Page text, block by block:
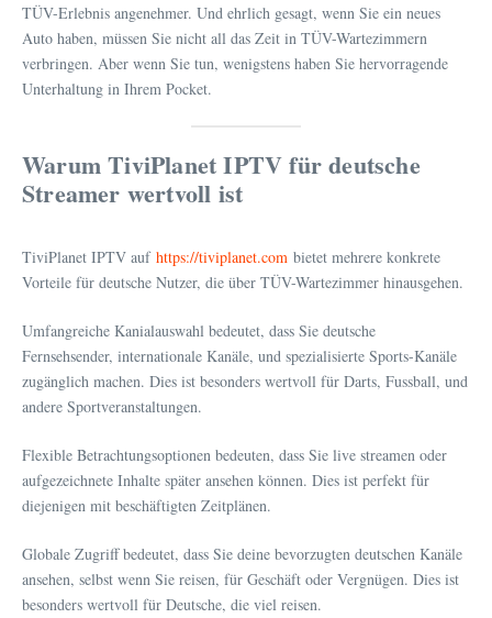
TÜV-Erlebnis angenehmer. Und ehrlich gesagt, wenn Sie ein neues
Auto haben, müssen Sie nicht all das Zeit in TÜV-Wartezimmern
verbringen. Aber wenn Sie tun, wenigstens haben Sie hervorragende
Unterhaltung in Ihrem Pocket.
Warum TiviPlanet IPTV für deutsche
Streamer wertvoll ist
TiviPlanet IPTV auf https://tiviplanet.com bietet mehrere konkrete
Vorteile für deutsche Nutzer, die über TÜV-Wartezimmer hinausgehen.
Umfangreiche Kanialauswahl bedeutet, dass Sie deutsche
Fernsehsender, internationale Kanäle, und spezialisierte Sports-Kanäle
zugänglich machen. Dies ist besonders wertvoll für Darts, Fussball, und
andere Sportveranstaltungen.
Flexible Betrachtungsoptionen bedeuten, dass Sie live streamen oder
aufgezeichnete Inhalte später ansehen können. Dies ist perfekt für
diejenigen mit beschäftigten Zeitplänen.
Globale Zugriff bedeutet, dass Sie deine bevorzugten deutschen Kanäle
ansehen, selbst wenn Sie reisen, für Geschäft oder Vergnügen. Dies ist
besonders wertvoll für Deutsche, die viel reisen.